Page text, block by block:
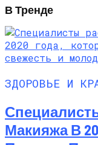
В Тренде
ЗДОРОВЬЕ И
Макияжа В